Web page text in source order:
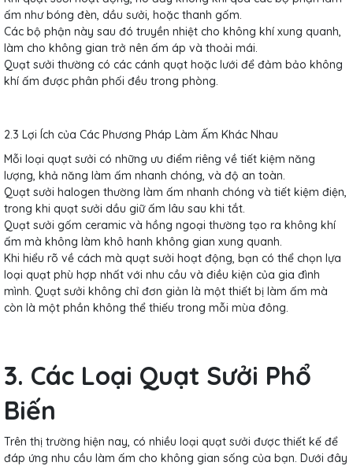
ấm như bóng đèn, dầu sưởi, hoặc thanh gốm.
Các bộ phận này sau đó truyền nhiệt cho không khí xung quanh,
làm cho không gian trở nên ấm áp và thoải mái.
Quạt sưởi thường có các cánh quạt hoặc lưới để đảm bảo không
khí ấm được phân phối đều trong phòng.
2.3 Lợi Ích của Các Phương Pháp Làm Ấm Khác Nhau
Mỗi loại quạt sưởi có những ưu điểm riêng về tiết kiệm năng
lượng, khả năng làm ấm nhanh chóng, và độ an toàn.
Quạt sưởi halogen thường làm ấm nhanh chóng và tiết kiệm điện,
trong khi quạt sưởi dầu giữ ấm lâu sau khi tắt.
Quạt sưởi gốm ceramic và hồng ngoại thường tạo ra không khí
ấm mà không làm khô hanh không gian xung quanh.
Khi hiểu rõ về cách mà quạt sưởi hoạt động, bạn có thể chọn lựa
loại quạt phù hợp nhất với nhu cầu và điều kiện của gia đình
mình. Quạt sưởi không chỉ đơn giản là một thiết bị làm ấm mà
còn là một phần không thể thiếu trong mỗi mùa đông.
3. Các Loại Quạt Sưởi Phổ
Biến
Trên thị trường hiện nay, có nhiều loại quạt sưởi được thiết kế để
đáp ứng nhu cầu làm ấm cho không gian sống của bạn. Dưới đây